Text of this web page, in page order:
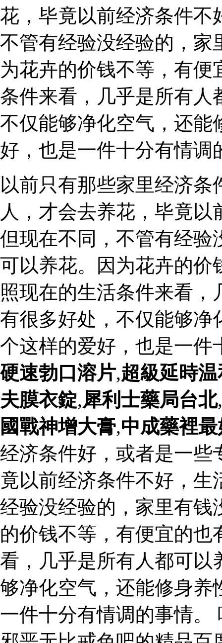
花，毕竟以前经济条件不
不管有经验没经验的，家
为花卉的价钱不等，有
条件来看，几乎是所有人
不仅能够净化空气，还能
好，也是一件十分有情调
以前只有那些家里经济
人，才会去养花，毕竟
但现在不同，不管有经验
可以养花。因为花卉的价
照现在的生活条件来看
有很多好处，不仅能够净
个这样的爱好，也是一
硬速勃口溶片,超級延時
夫膜衣錠,犀利士藥局台北,
國戰神增大膏,中成藥裡
经济条件好，或者是一些
竟以前经济条件不好，
经验没经验的，家里有钱
的价钱不等，有便宜的
看，几乎是所有人都可以
够净化空气，还能修身养
一件十分有情调的事情。